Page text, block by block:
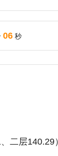
05 秒
二层140.29